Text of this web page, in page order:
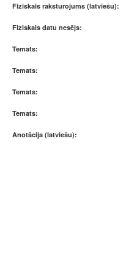
Fiziskais raksturojums (latviešu):
Fiziskais datu nesējs:
Temats:
Temats:
Temats:
Temats:
Anotācija (latviešu):